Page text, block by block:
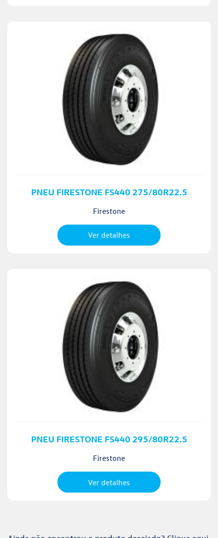
PNEU FIRESTONE FS440 275/80R22.5
Firestone
Ver detalhes
PNEU FIRESTONE FS440 295/80R22.5
Firestone
Ver detalhes